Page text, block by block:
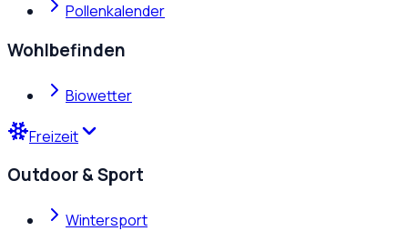
Pollenkalender
Wohlbefinden
Biowetter
Freizeit
Outdoor & Sport
Wintersport